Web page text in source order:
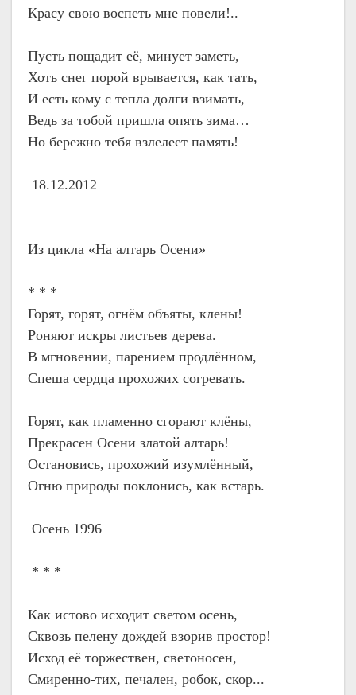
Красу свою воспеть мне повели!..
Пусть пощадит её, минует заметь,
Хоть снег порой врывается, как тать,
И есть кому с тепла долги взимать,
Ведь за тобой пришла опять зима…
Но бережно тебя взлелеет память!
18.12.2012
Из цикла «На алтарь Осени»
* * *
Горят, горят, огнём объяты, клены!
Роняют искры листьев дерева.
В мгновении, парением продлённом,
Спеша сердца прохожих согревать.
Горят, как пламенно сгорают клёны,
Прекрасен Осени златой алтарь!
Остановись, прохожий изумлённый,
Огню природы поклонись, как встарь.
Осень 1996
* * *
Как истово исходит светом осень,
Сквозь пелену дождей взорив простор!
Исход её торжествен, светоносен,
Смиренно-тих, печален, робок, скор...